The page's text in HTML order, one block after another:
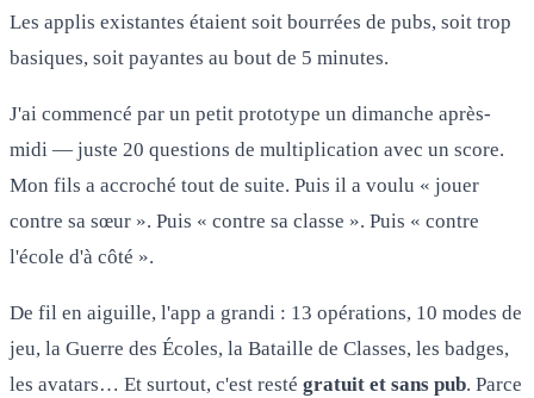
Les applis existantes étaient soit bourrées de pubs, soit trop
basiques, soit payantes au bout de 5 minutes.
J'ai commencé par un petit prototype un dimanche après-
midi — juste 20 questions de multiplication avec un score.
Mon fils a accroché tout de suite. Puis il a voulu « jouer
contre sa sœur ». Puis « contre sa classe ». Puis « contre
l'école d'à côté ».
De fil en aiguille, l'app a grandi : 13 opérations, 10 modes de
jeu, la Guerre des Écoles, la Bataille de Classes, les badges,
les avatars… Et surtout, c'est resté gratuit et sans pub. Parce